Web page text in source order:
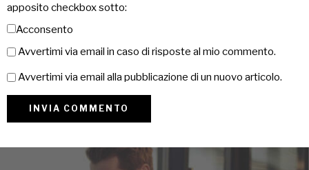
apposito checkbox sotto:
Acconsento
Avvertimi via email in caso di risposte al mio commento.
Avvertimi via email alla pubblicazione di un nuovo articolo.